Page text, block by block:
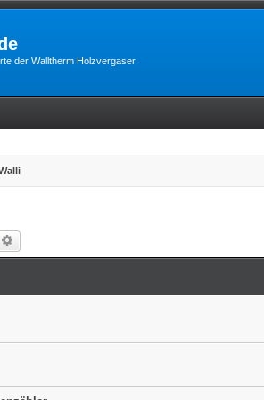
der Walltherm Holzvergaser